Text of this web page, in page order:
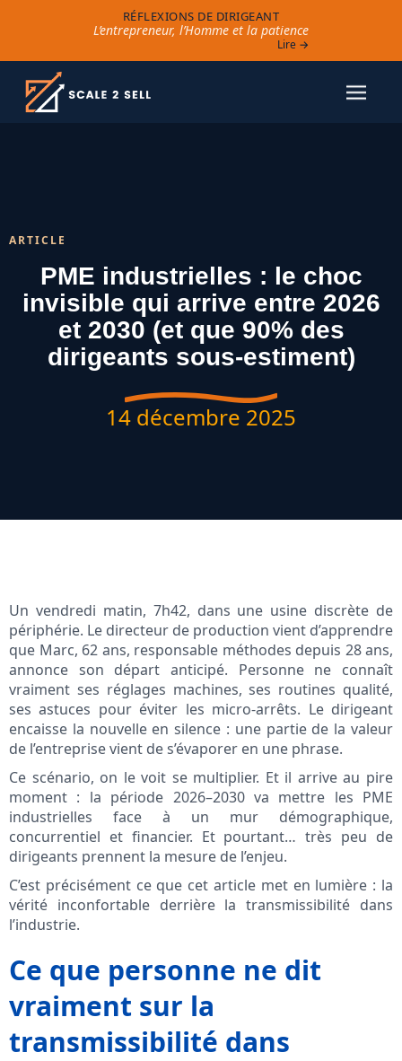
RÉFLEXIONS DE DIRIGEANT
L’entrepreneur, l’Homme et la patience
Lire →
ARTICLE
PME industrielles : le choc
invisible qui arrive entre 2026
et 2030 (et que 90% des
dirigeants sous-estiment)
14 décembre 2025
Un vendredi matin, 7h42, dans une usine discrète de
périphérie. Le directeur de production vient d’apprendre
que Marc, 62 ans, responsable méthodes depuis 28 ans,
annonce son départ anticipé. Personne ne connaît
vraiment ses réglages machines, ses routines qualité,
ses astuces pour éviter les micro-arrêts. Le dirigeant
encaisse la nouvelle en silence : une partie de la valeur
de l’entreprise vient de s’évaporer en une phrase.
Ce scénario, on le voit se multiplier. Et il arrive au pire
moment : la période 2026–2030 va mettre les PME
industrielles face à un mur démographique,
concurrentiel et financier. Et pourtant… très peu de
dirigeants prennent la mesure de l’enjeu.
C’est précisément ce que cet article met en lumière : la
vérité inconfortable derrière la transmissibilité dans
l’industrie.
Ce que personne ne dit
vraiment sur la
transmissibilité dans